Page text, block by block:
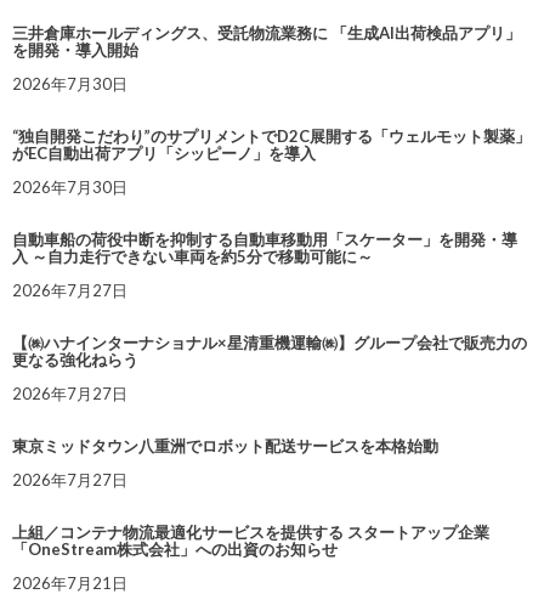
三井倉庫ホールディングス、受託物流業務に 「生成AI出荷検品アプリ」
を開発・導入開始
2026年7月30日
“独自開発こだわり”のサプリメントでD2C展開する「ウェルモット製薬」
がEC自動出荷アプリ「シッピーノ」を導入
2026年7月30日
自動車船の荷役中断を抑制する自動車移動用「スケーター」を開発・導
入 ～自力走行できない車両を約5分で移動可能に～
2026年7月27日
【㈱ハナインターナショナル×星清重機運輸㈱】グループ会社で販売力の
更なる強化ねらう
2026年7月27日
東京ミッドタウン八重洲でロボット配送サービスを本格始動
2026年7月27日
上組／コンテナ物流最適化サービスを提供する スタートアップ企業
「OneStream株式会社」への出資のお知らせ
2026年7月21日